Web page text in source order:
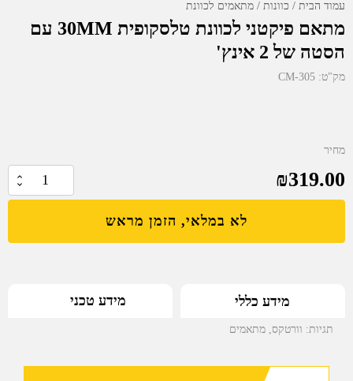
עמוד הבית כוונות מתאמים לכוונת
מתאם פיקטני לכוונת טלסקופית 30MM עם
הסטה של 2 אינץ'
מק"ט: CM-305
מחיר
₪319.00
של
פיקטני
30MM
לא במלאי, הזמן מראש
מידע כללי מידע טכני
תגיות: וורטקס, מתאמים